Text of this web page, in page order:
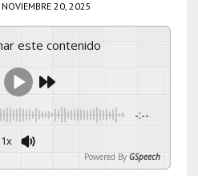
NOVIEMBRE 20, 2025
este contenido
-:--
1x
Powered By GSpeech